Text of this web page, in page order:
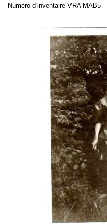
Numéro d'inventaire VRA MAB5